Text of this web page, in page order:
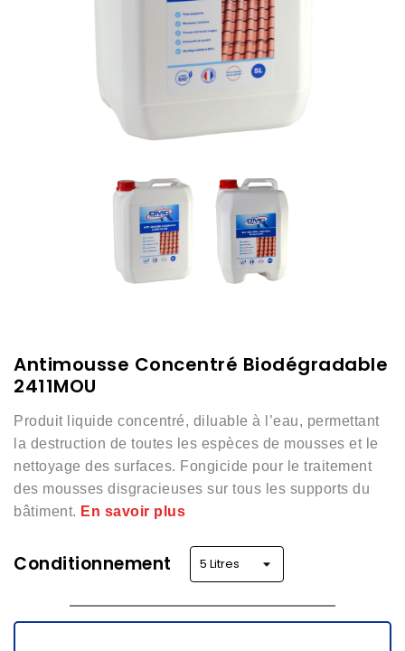
Antimousse Concentré Biodégradable
2411MOU
Produit liquide concentré, diluable à l’eau, permettant
la destruction de toutes les espèces de mousses et le
nettoyage des surfaces. Fongicide pour le traitement
des mousses disgracieuses sur tous les supports du
bâtiment. En savoir plus
Conditionnement